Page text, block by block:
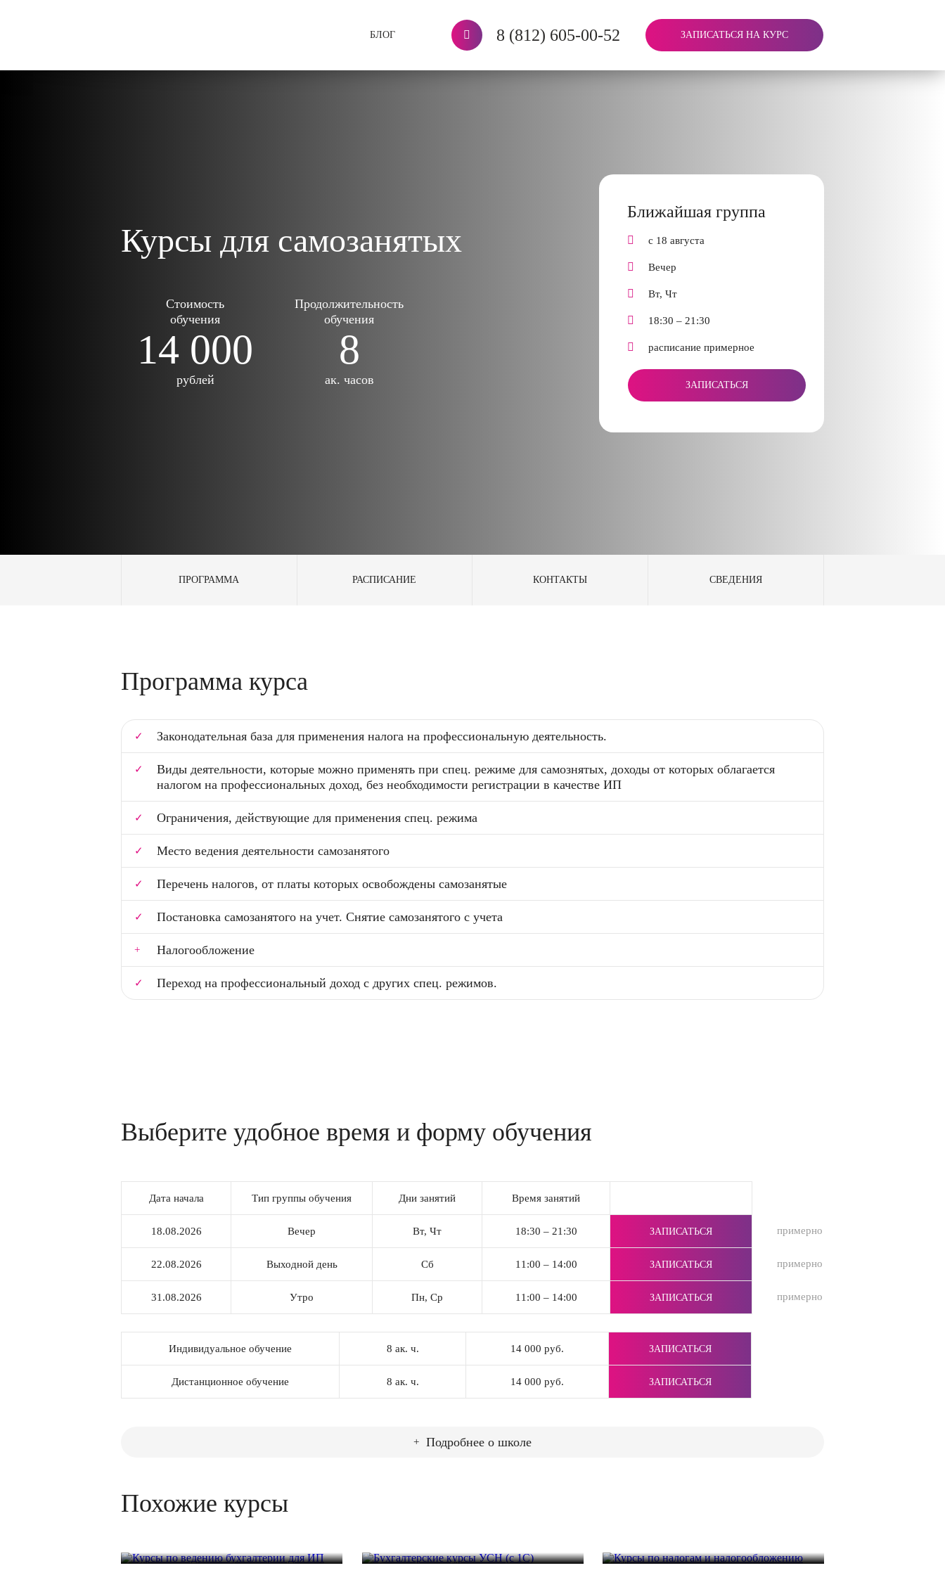
БЛОГ 8 (812) 605-00-52 ЗАПИСАТЬСЯ НА КУРС
Курсы для самозанятых
Стоимость
обучения
14 000
рублей
Продолжительность
обучения
8
ак. часов
Ближайшая группа
с 18 августа
Вечер
Вт, Чт
18:30 – 21:30
расписание примерное
ЗАПИСАТЬСЯ
ПРОГРАММА РАСПИСАНИЕ КОНТАКТЫ СВЕДЕНИЯ
Программа курса
Законодательная база для применения налога на профессиональную деятельность.
Виды деятельности, которые можно применять при спец. режиме для самознятых, доходы от которых облагается
налогом на профессиональных доход, без необходимости регистрации в качестве ИП
Ограничения, действующие для применения спец. режима
Место ведения деятельности самозанятого
Перечень налогов, от платы которых освобождены самозанятые
Постановка самозанятого на учет. Снятие самозанятого с учета
Налогообложение
Переход на профессиональный доход с других спец. режимов.
Выберите удобное время и форму обучения
Дата начала Тип группы обучения Дни занятий Время занятий
18.08.2026 Вечер Вт, Чт 18:30 – 21:30 ЗАПИСАТЬСЯ примерно
22.08.2026 Выходной день Сб 11:00 – 14:00 ЗАПИСАТЬСЯ примерно
31.08.2026 Утро Пн, Ср 11:00 – 14:00 ЗАПИСАТЬСЯ примерно
Индивидуальное обучение 8 ак. ч. 14 000 руб. ЗАПИСАТЬСЯ
Дистанционное обучение 8 ак. ч. 14 000 руб. ЗАПИСАТЬСЯ
Подробнее о школе
Похожие курсы